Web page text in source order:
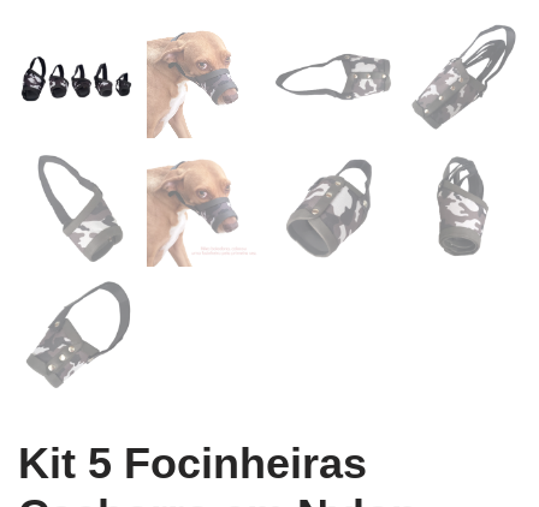
Kit 5 Focinheiras